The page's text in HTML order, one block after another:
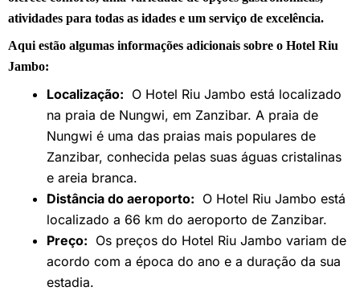
atividades para todas as idades e um serviço de excelência.
Aqui estão algumas informações adicionais sobre o Hotel Riu
Jambo:
Localização: O Hotel Riu Jambo está localizado
na praia de Nungwi, em Zanzibar. A praia de
Nungwi é uma das praias mais populares de
Zanzibar, conhecida pelas suas águas cristalinas
e areia branca.
Distância do aeroporto: O Hotel Riu Jambo está
localizado a 66 km do aeroporto de Zanzibar.
Preço: Os preços do Hotel Riu Jambo variam de
acordo com a época do ano e a duração da sua
estadia.